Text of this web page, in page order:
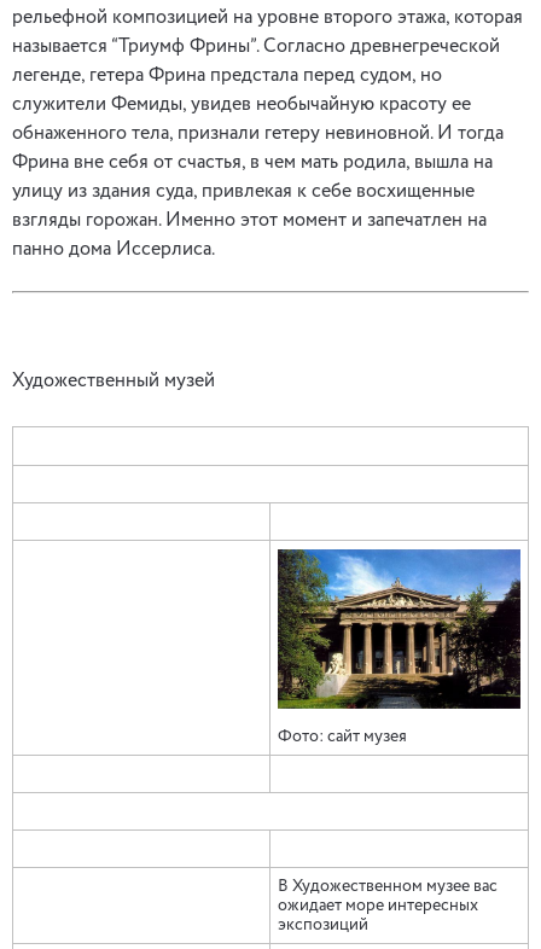
рельефной композицией на уровне второго этажа, которая
называется “Триумф Фрины”. Согласно древнегреческой
легенде, гетера Фрина предстала перед судом, но
служители Фемиды, увидев необычайную красоту ее
обнаженного тела, признали гетеру невиновной. И тогда
Фрина вне себя от счастья, в чем мать родила, вышла на
улицу из здания суда, привлекая к себе восхищенные
взгляды горожан. Именно этот момент и запечатлен на
панно дома Иссерлиса.
Художественный музей
Фото: сайт музея
В Художественном музее вас
ожидает море интересных
экспозиций